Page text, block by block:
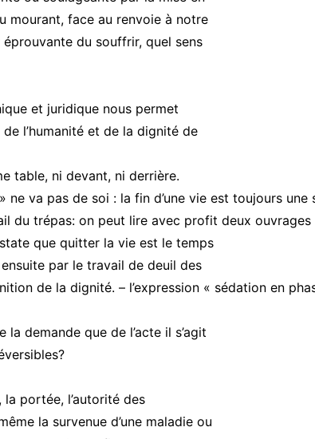
mourant, face au renvoie à notre
du souffrir, quel sens
et juridique nous permet
l’humanité et de la dignité de
table, ni devant, ni derrière.
va pas de soi : la fin d’une vie est toujours
du trépas: on peut lire avec profit deux ouvrages
que quitter la vie est le temps
par le travail de deuil des
de la dignité. – l’expression « sédation en
demande que de l’acte il s’agit
portée, l’autorité des
la survenue d’une maladie ou